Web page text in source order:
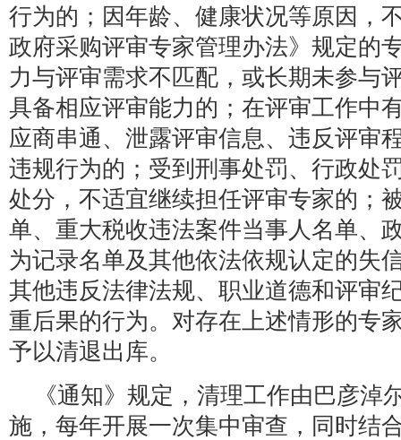
行为的；因年龄、健康状况等原因，
政府采购评审专家管理办法》规定的
力与评审需求不匹配，或长期未参与
具备相应评审能力的；在评审工作中
应商串通、泄露评审信息、违反评审
违规行为的；受到刑事处罚、行政处
处分，不适宜继续担任评审专家的；
单、重大税收违法案件当事人名单、
为记录名单及其他依法依规认定的失
其他违反法律法规、职业道德和评审
重后果的行为。对存在上述情形的专
予以清退出库。
《通知》规定，清理工作由巴彦淖
施，每年开展一次集中审查，同时结